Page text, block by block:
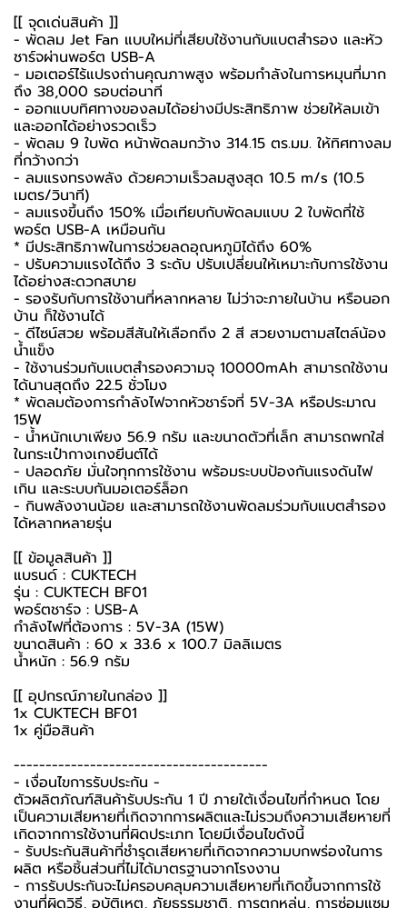
[[ จุดเด่นสินค้า ]]
- พัดลม Jet Fan แบบใหม่ที่เสียบใช้งานกับแบตสำรอง และหัว
ชาร์จผ่านพอร์ต USB-A
- มอเตอร์ไร้แปรงถ่านคุณภาพสูง พร้อมกำลังในการหมุนที่มาก
ถึง 38,000 รอบต่อนาที
- ออกแบบทิศทางของลมได้อย่างมีประสิทธิภาพ ช่วยให้ลมเข้า
และออกได้อย่างรวดเร็ว
- พัดลม 9 ใบพัด หน้าพัดลมกว้าง 314.15 ตร.มม. ให้ทิศทางลม
ที่กว้างกว่า
- ลมแรงทรงพลัง ด้วยความเร็วลมสูงสุด 10.5 m/s (10.5
เมตร/วินาที)
- ลมแรงขึ้นถึง 150% เมื่อเทียบกับพัดลมแบบ 2 ใบพัดที่ใช้
พอร์ต USB-A เหมือนกัน
* มีประสิทธิภาพในการช่วยลดอุณหภูมิได้ถึง 60%
- ปรับความแรงได้ถึง 3 ระดับ ปรับเปลี่ยนให้เหมาะกับการใช้งาน
ได้อย่างสะดวกสบาย
- รองรับกับการใช้งานที่หลากหลาย ไม่ว่าจะภายในบ้าน หรือนอก
บ้าน ก็ใช้งานได้
- ดีไซน์สวย พร้อมสีสันให้เลือกถึง 2 สี สวยงามตามสไตล์น้อง
น้ำแข็ง
- ใช้งานร่วมกับแบตสำรองความจุ 10000mAh สามารถใช้งาน
ได้นานสุดถึง 22.5 ชั่วโมง
* พัดลมต้องการกำลังไฟจากหัวชาร์จที่ 5V-3A หรือประมาณ
15W
- น้ำหนักเบาเพียง 56.9 กรัม และขนาดตัวที่เล็ก สามารถพกใส่
ในกระเป๋ากางเกงยีนต์ได้
- ปลอดภัย มั่นใจทุกการใช้งาน พร้อมระบบป้องกันแรงดันไฟ
เกิน และระบบกันมอเตอร์ล็อก
- กินพลังงานน้อย และสามารถใช้งานพัดลมร่วมกับแบตสำรอง
ได้หลากหลายรุ่น
[[ ข้อมูลสินค้า ]]
แบรนด์ : CUKTECH
รุ่น : CUKTECH BF01
พอร์ตชาร์จ : USB-A
กำลังไฟที่ต้องการ : 5V-3A (15W)
ขนาดสินค้า : 60 x 33.6 x 100.7 มิลลิเมตร
น้ำหนัก : 56.9 กรัม
[[ อุปกรณ์ภายในกล่อง ]]
1x CUKTECH BF01
1x คู่มือสินค้า
----------------------------------------
-️ เงื่อนไขการรับประกัน -️
ตัวผลิตภัณฑ์สินค้ารับประกัน 1 ปี ภายใต้เงื่อนไขที่กำหนด โดย
เป็นความเสียหายที่เกิดจากการผลิตและไม่รวมถึงความเสียหายที่
เกิดจากการใช้งานที่ผิดประเภท โดยมีเงื่อนไขดังนี้
- รับประกันสินค้าที่ชำรุดเสียหายที่เกิดจากความบกพร่องในการ
ผลิต หรือชิ้นส่วนที่ไม่ได้มาตรฐานจากโรงงาน
- การรับประกันจะไม่ครอบคลุมความเสียหายที่เกิดขึ้นจากการใช้
งานที่ผิดวิธี, อุบัติเหตุ, ภัยธรรมชาติ, การตกหล่น, การซ่อมแซม